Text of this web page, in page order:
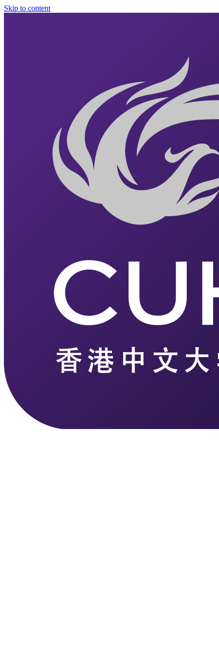
Skip to content